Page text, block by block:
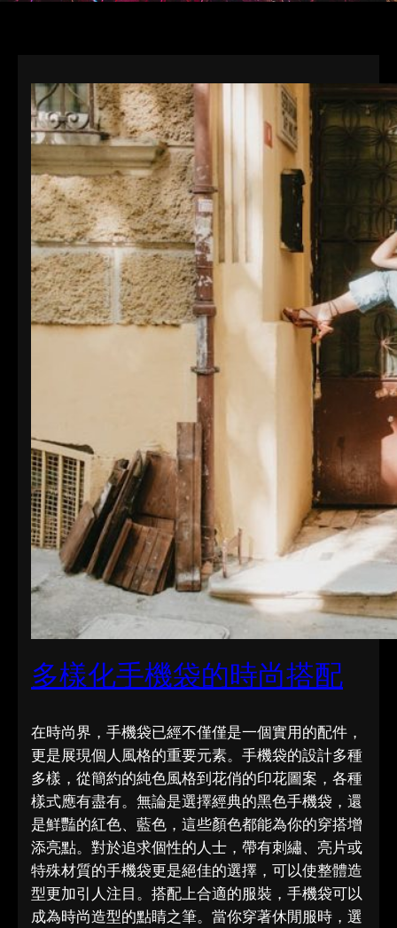
多樣化手機袋的時尚搭配
在時尚界，手機袋已經不僅僅是一個實用的配件，
更是展現個人風格的重要元素。手機袋的設計多種
多樣，從簡約的純色風格到花俏的印花圖案，各種
樣式應有盡有。無論是選擇經典的黑色手機袋，還
是鮮豔的紅色、藍色，這些顏色都能為你的穿搭增
添亮點。對於追求個性的人士，帶有刺繡、亮片或
特殊材質的手機袋更是絕佳的選擇，可以使整體造
型更加引人注目。搭配上合適的服裝，手機袋可以
成為時尚造型的點睛之筆。當你穿著休閒服時，選